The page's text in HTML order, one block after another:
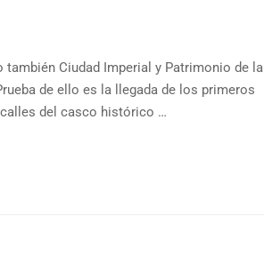
también Ciudad Imperial y Patrimonio de la
de ello es la llegada de los primeros
del casco histórico …